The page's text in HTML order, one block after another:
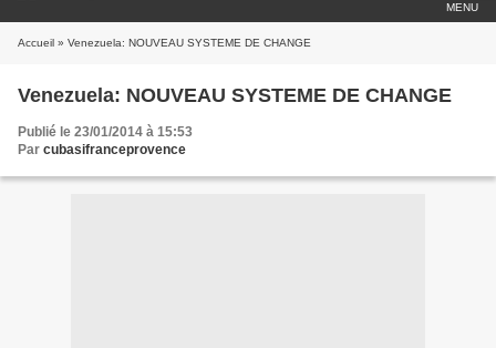
MENU
Accueil » Venezuela: NOUVEAU SYSTEME DE CHANGE
Venezuela: NOUVEAU SYSTEME DE CHANGE
Publié le 23/01/2014 à 15:53
Par cubasifranceprovence